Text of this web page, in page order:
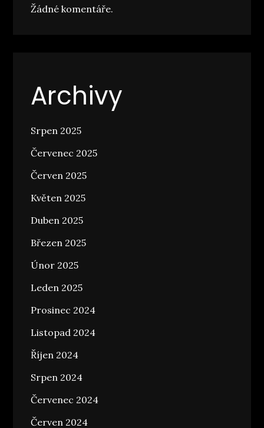
Žádné komentáře.
Archivy
Srpen 2025
Červenec 2025
Červen 2025
Květen 2025
Duben 2025
Březen 2025
Únor 2025
Leden 2025
Prosinec 2024
Listopad 2024
Říjen 2024
Srpen 2024
Červenec 2024
Červen 2024